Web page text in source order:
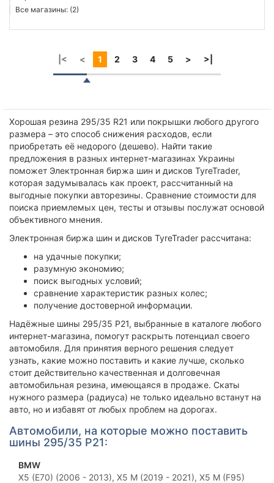
Все магазины: (2)
|< < 1 2 3 4 5 > >|
Хорошая резина 295/35 R21 или покрышки любого другого
размера – это способ снижения расходов, если
приобретать её недорого (дешево). Найти такие
предложения в разных интернет-магазинах Украины
поможет Электронная биржа шин и дисков TyreTrader,
которая задумывалась как проект, рассчитанный на
выгодные покупки авторезины. Сравнение стоимости для
поиска приемлемых цен, тесты и отзывы послужат основой
объективного мнения.
Электронная биржа шин и дисков TyreTrader рассчитана:
на удачные покупки;
разумную экономию;
поиск выгодных условий;
сравнение характеристик разных колес;
получение достоверной информации.
Надёжные шины 295/35 Р21, выбранные в каталоге любого
интернет-магазина, помогут раскрыть потенциал своего
автомобиля. Для принятия верного решения следует
узнать, какие можно поставить и какие лучше, сколько
стоит действительно качественная и долговечная
автомобильная резина, имеющаяся в продаже. Скаты
нужного размера (радиуса) не только идеально встанут на
авто, но и избавят от любых проблем на дорогах.
Автомобили, на которые можно поставить
шины 295/35 Р21:
BMW
X5 (E70) (2006 - 2013), X5 M (2019 - 2021), X5 M (F95)